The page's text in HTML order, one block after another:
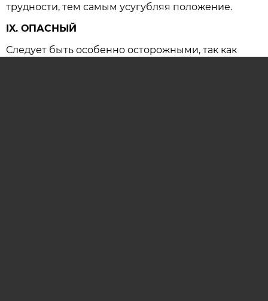
трудности, тем самым усугубляя положение.
IX. ОПАСНЫЙ
Следует быть особенно осторожными, так как